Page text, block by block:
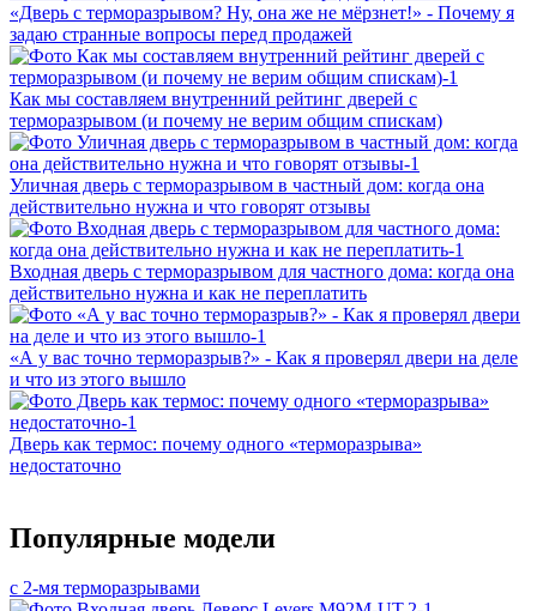
«Дверь с терморазрывом? Ну, она же не мёрзнет!» - Почему я
задаю странные вопросы перед продажей
Как мы составляем внутренний рейтинг дверей с
терморазрывом (и почему не верим общим спискам)
Уличная дверь с терморазрывом в частный дом: когда она
действительно нужна и что говорят отзывы
Входная дверь с терморазрывом для частного дома: когда она
действительно нужна и как не переплатить
«А у вас точно терморазрыв?» - Как я проверял двери на деле
и что из этого вышло
Дверь как термос: почему одного «терморазрыва»
недостаточно
Популярные модели
с 2-мя терморазрывами